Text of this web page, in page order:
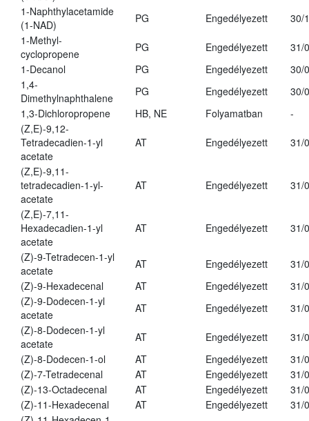
1-Naphthylacetamide
(1-NAD)
PG Engedélyezett
30/
1-Methyl-
cyclopropene
PG Engedélyezett
31/
1-Decanol
PG Engedélyezett
30/
1,4-
Dimethylnaphthalene
PG Engedélyezett
30/
1,3-Dichloropropene
HB, NE Folyamatban
-
(Z,E)-9,12-
Tetradecadien-1-yl
acetate
AT Engedélyezett 31/
(Z,E)-9,11-
tetradecadien-1-yl-
acetate
AT Engedélyezett 31/
(Z,E)-7,11-
Hexadecadien-1-yl
acetate
AT Engedélyezett 31/
(Z)-9-Tetradecen-1-yl
acetate
AT Engedélyezett
31/
(Z)-9-Hexadecenal
AT Engedélyezett
31/
(Z)-9-Dodecen-1-yl
acetate
AT Engedélyezett
31/
(Z)-8-Dodecen-1-yl
acetate
AT Engedélyezett
31/
(Z)-8-Dodecen-1-ol
AT Engedélyezett
31/
(Z)-7-Tetradecenal
AT Engedélyezett
31/
(Z)-13-Octadecenal
AT Engedélyezett
31/
(Z)-11-Hexadecenal
AT Engedélyezett
31/